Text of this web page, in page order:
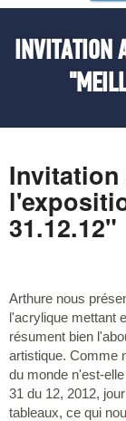
INVITATION
Invitation
31.12.12"
Arthure nous
l'acrylique mettant
résument bien
artistique. Comme
du monde n'est-
31 du 12, 2012,
tableaux, ce qui